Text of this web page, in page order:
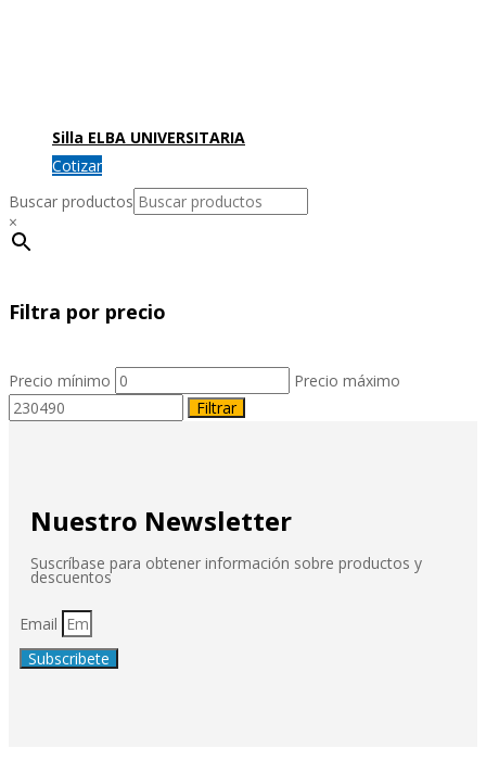
Silla ELBA UNIVERSITARIA
Cotizar
Buscar productos
×
Filtra por precio
Precio mínimo
Precio máximo
Filtrar
Nuestro Newsletter
Suscríbase para obtener información sobre productos y
descuentos
Email
Subscribete